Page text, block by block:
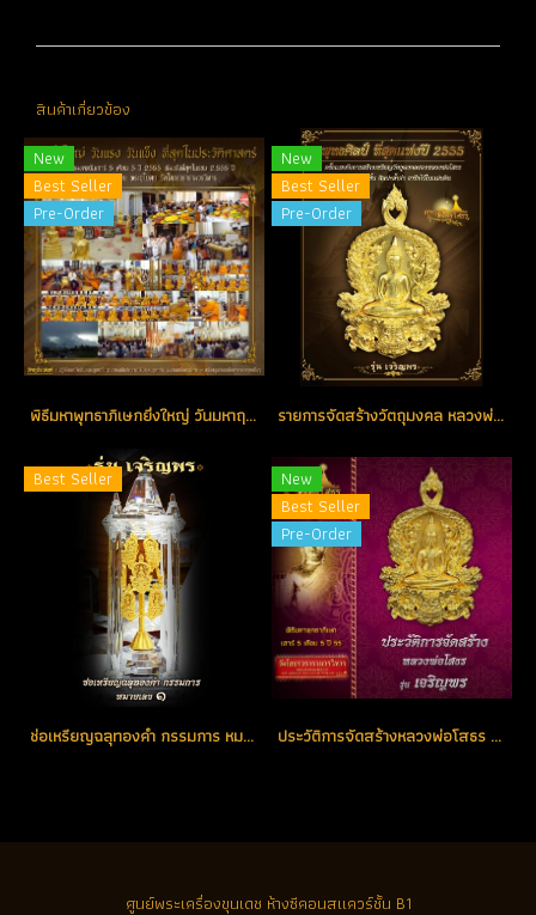
สินค้าเกี่ยวข้อง
New
Best Seller
Pre-Order
พิธีมหาพุทธาภิเษกยิ่งใหญ่ วันมหาฤกษ์ มหามงคล แห่งปี วันเสาร์ที่ 5 เดือน 5 ปี 2555 ณ พระอุโบสถ วัดโสธรวรารามวรวิหาร
New
Best Seller
Pre-Order
รายการจัดสร้างวัตถุมงคล หลวงพ่อโสธร รุ่น เจริญพร
Best Seller
ช่อเหรียญฉลุทองคำ กรรมการ หมายเลขช่อ No. 1 ตอกโค้ด (ขายแล้ว)
New
Best Seller
Pre-Order
ประวัติการจัดสร้างหลวงพ่อโสธร รุ่น เจริญพร ปี 2555
ศูนย์พระเครื่องขุนเดช ห้างซีคอนสแควร์ชั้น B1